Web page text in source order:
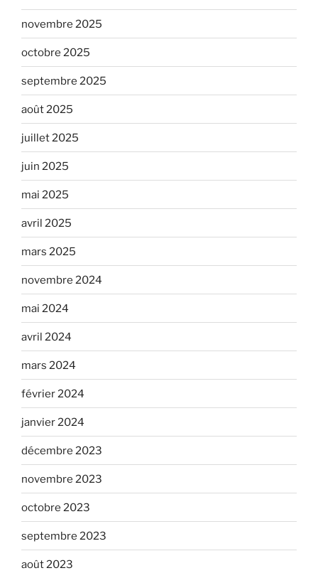
novembre 2025
octobre 2025
septembre 2025
août 2025
juillet 2025
juin 2025
mai 2025
avril 2025
mars 2025
novembre 2024
mai 2024
avril 2024
mars 2024
février 2024
janvier 2024
décembre 2023
novembre 2023
octobre 2023
septembre 2023
août 2023